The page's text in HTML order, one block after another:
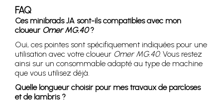
FAQ
Ces minibrads JA sont-ils compatibles avec mon
cloueur Omer MG.40?
Oui, ces pointes sont spécifiquement indiquées pour une
utilisation avec votre cloueur Omer MG.40. Vous restez
ainsi sur un consommable adapté au type de machine
que vous utilisez déjà.
Quelle longueur choisir pour mes travaux de parcloses
et de lambris ?